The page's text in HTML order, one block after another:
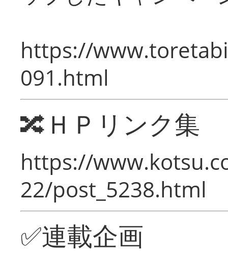
https://
091.html
🔀ＨＰリンク集
https://
22/post_5238.html
✅連載企画